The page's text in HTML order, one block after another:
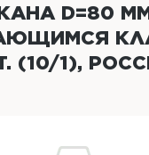
D=80
(10/1),